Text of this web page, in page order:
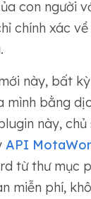
con người
chính xác
này, bất
mình bằng
này,
API
từ thư mục
miễn phí,